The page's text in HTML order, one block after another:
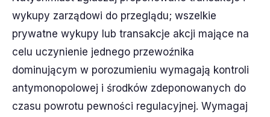
wykupy zarządowi do przeglądu; wszelkie
prywatne wykupy lub transakcje akcji mające na
celu uczynienie jednego przewoźnika
dominującym w porozumieniu wymagają kontroli
antymonopolowej i środków zdeponowanych do
czasu powrotu pewności regulacyjnej. Wymagaj